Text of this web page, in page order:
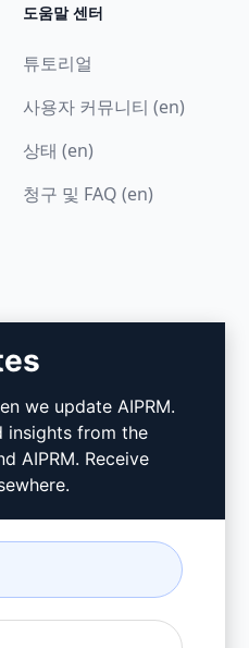
도움말 센터
튜토리얼
사용자 커뮤니티 (en)
상태 (en)
청구 및 FAQ (en)
다운로드
설치 방법
Google 크롬
Microsoft Edge
we update AIPRM.
insights from the
AIPRM. Receive